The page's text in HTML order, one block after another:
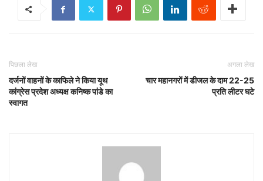
पिछला लेख
दर्जनों वाहनों के काफिले ने किया यूथ
कांग्रेस प्रदेश अध्यक्ष कनिष्क पांडे का
स्वागत
अगला लेख
चार महानगरों में डीजल के दाम 22-25
प्रति लीटर घटे